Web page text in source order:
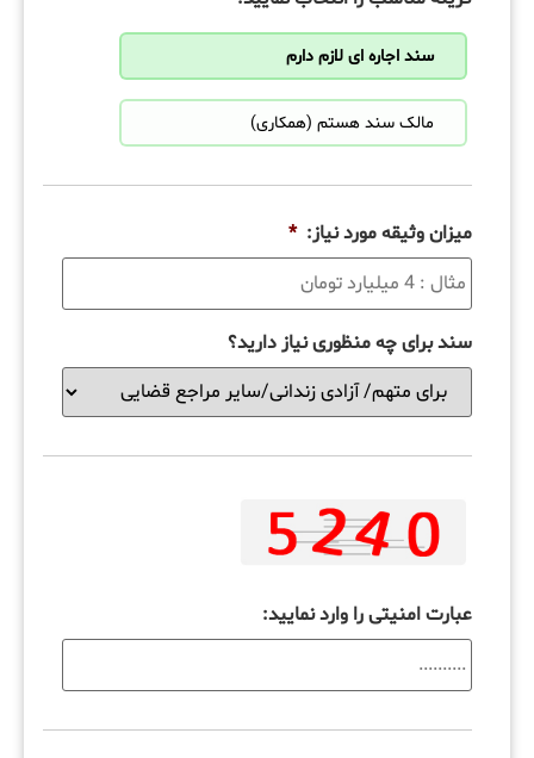
سند اجاره ای لازم دارم
مالک سند هستم (همکاری)
میزان وثیقه مورد نیاز: *
سند برای چه منظوری نیاز دارید؟
عبارت امنیتی را وارد نمایید: